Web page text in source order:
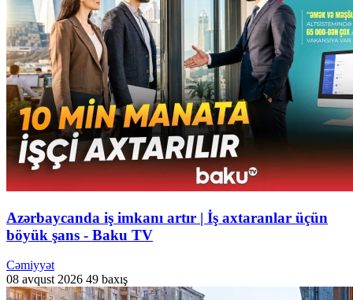
Azərbaycanda iş imkanı artır | İş axtaranlar üçün
böyük şans - Baku TV
Cəmiyyət
08 avqust 2026 49 baxış